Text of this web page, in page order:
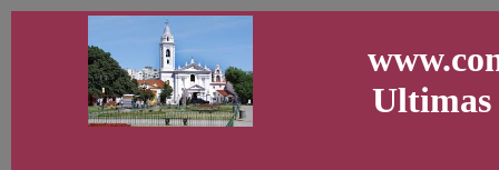
Ultimas